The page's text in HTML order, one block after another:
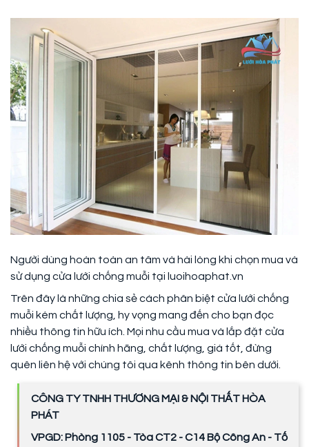
Người dùng hoàn toàn an tâm và hài lòng khi chọn mua và
sử dụng cửa lưới chống muỗi tại luoihoaphat.vn
Trên đây là những chia sẻ cách phân biệt cửa lưới chống
muỗi kém chất lượng, hy vọng mang đến cho bạn đọc
nhiều thông tin hữu ích. Mọi nhu cầu mua và lắp đặt cửa
lưới chống muỗi chính hãng, chất lượng, giá tốt, đừng
quên liên hệ với chúng tôi qua kênh thông tin bên dưới.
CÔNG TY TNHH THƯƠNG MẠI & NỘI THẤT HÒA
PHÁT
VPGD: Phòng 1105 - Tòa CT2 - C14 Bộ Công An - Tố